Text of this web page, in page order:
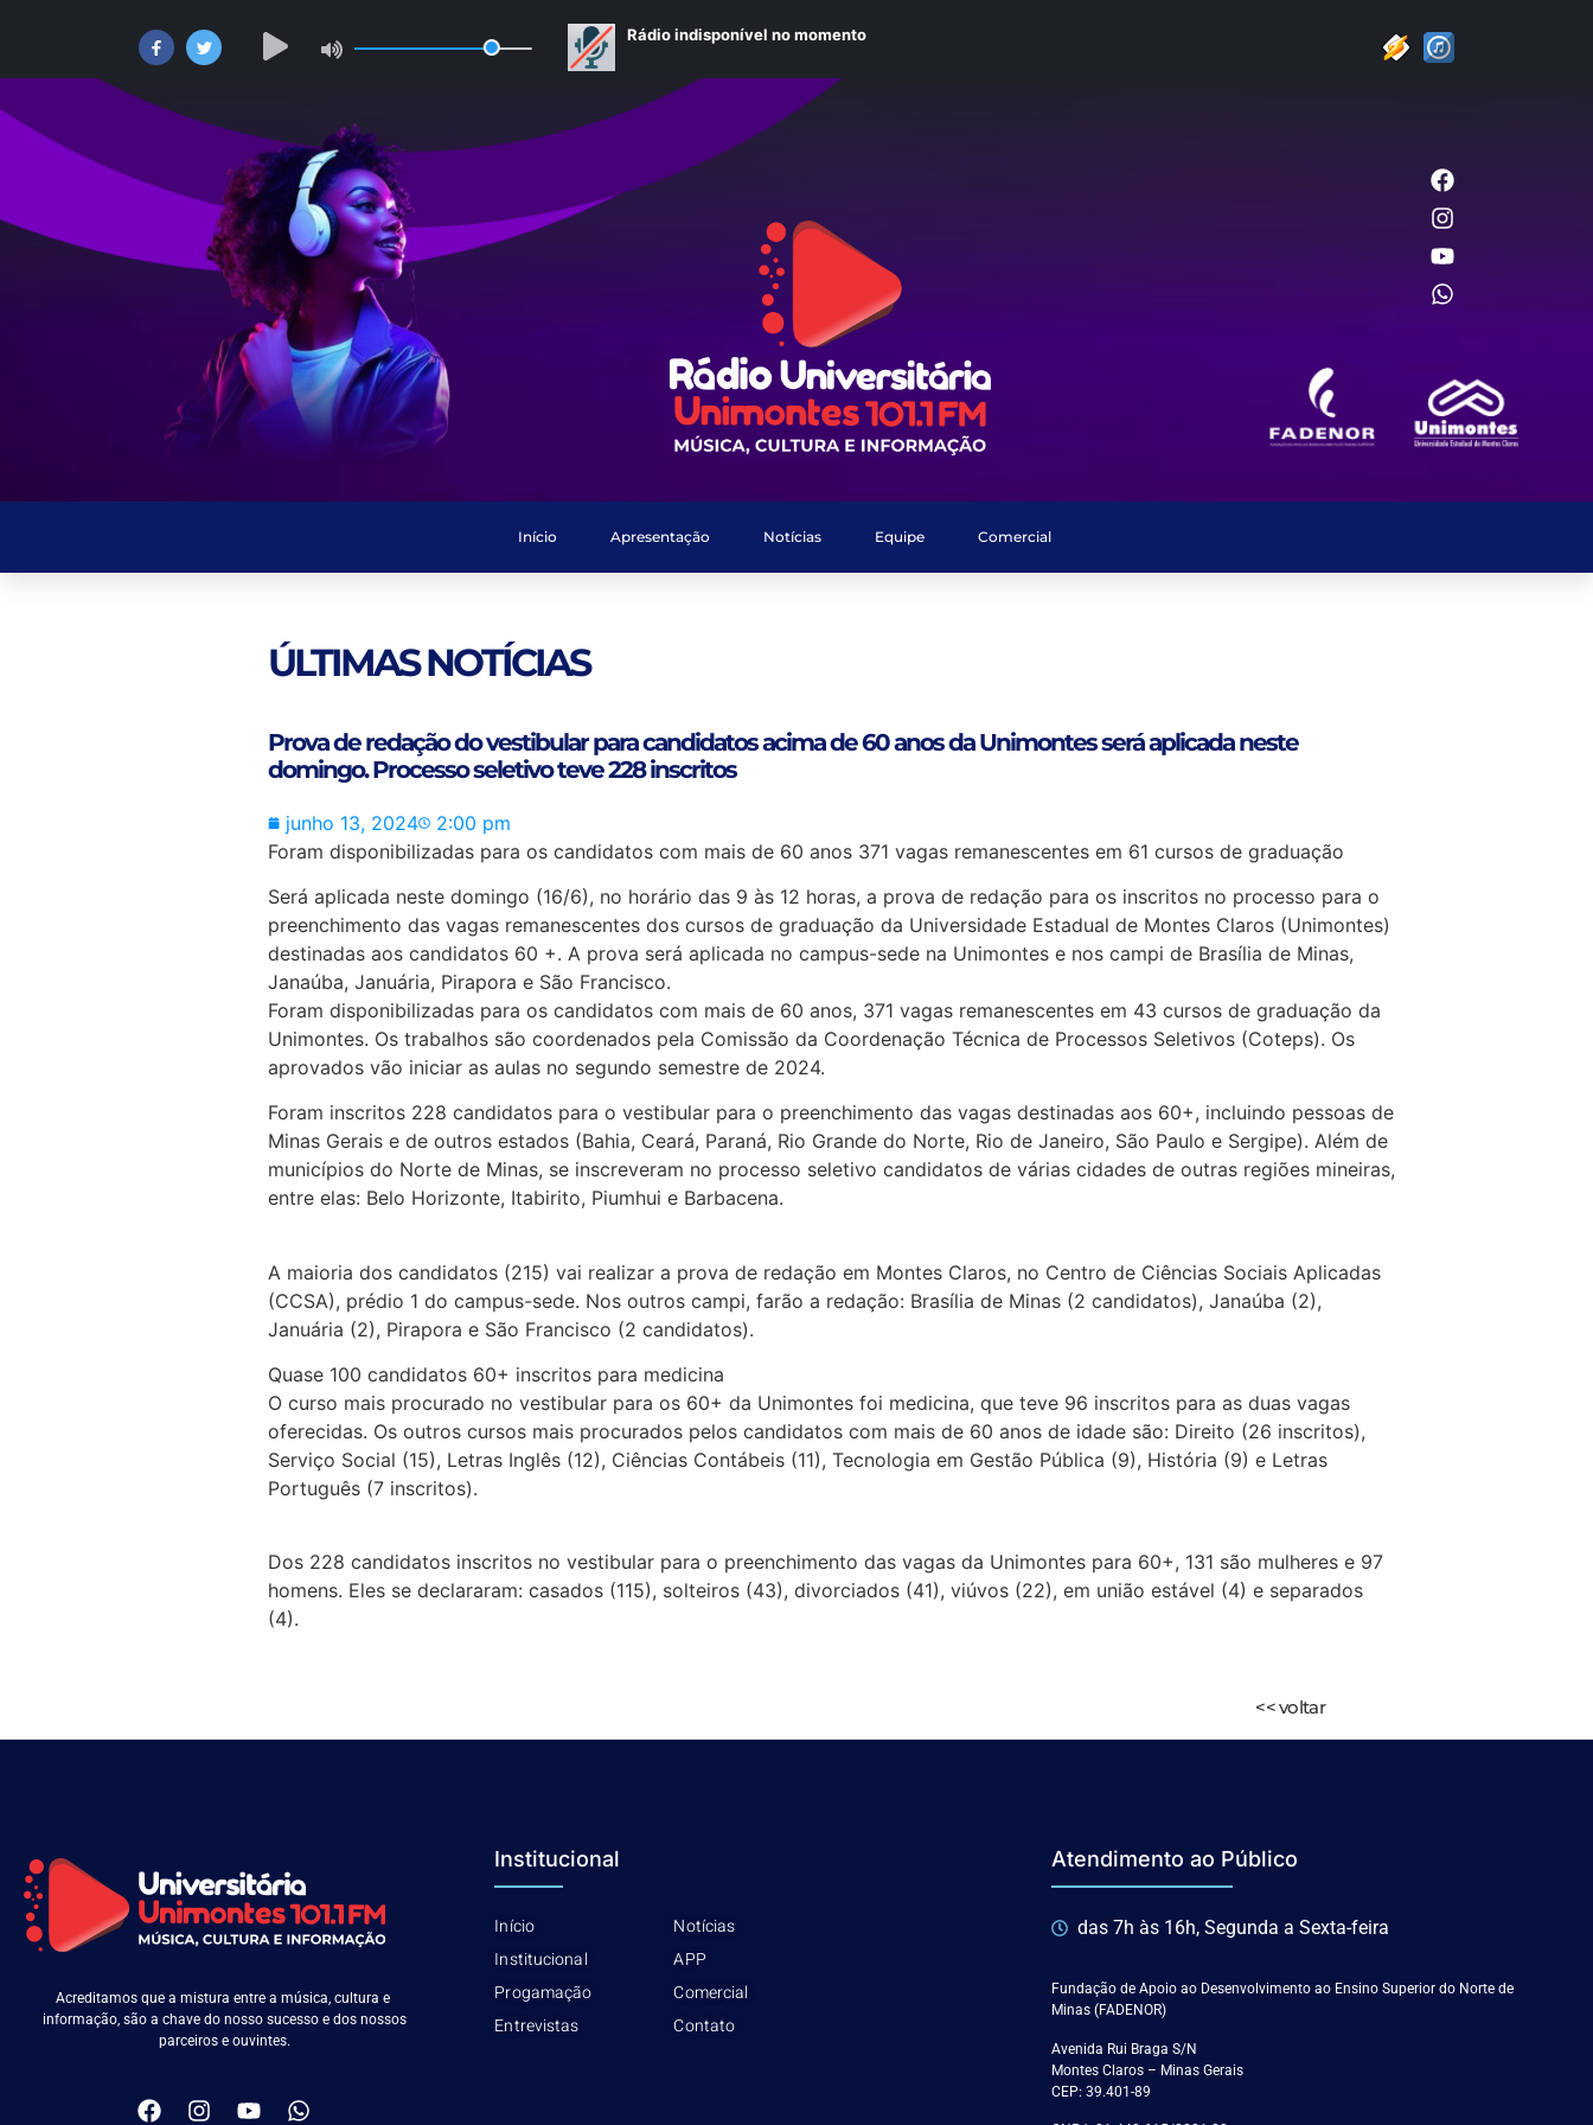
Início Apresentação Notícias Equipe Comercial
ÚLTIMAS NOTÍCIAS
Prova de redação do vestibular para candidatos acima de 60 anos da Unimontes será aplicada neste
domingo. Processo seletivo teve 228 inscritos
junho 13, 2024
2:00 pm
Foram disponibilizadas para os candidatos com mais de 60 anos 371 vagas remanescentes em 61 cursos de graduação
Será aplicada neste domingo (16/6), no horário das 9 às 12 horas, a prova de redação para os inscritos no processo para o
preenchimento das vagas remanescentes dos cursos de graduação da Universidade Estadual de Montes Claros (Unimontes)
destinadas aos candidatos 60 +. A prova será aplicada no campus-sede na Unimontes e nos campi de Brasília de Minas,
Janaúba, Januária, Pirapora e São Francisco.
Foram disponibilizadas para os candidatos com mais de 60 anos, 371 vagas remanescentes em 43 cursos de graduação da
Unimontes. Os trabalhos são coordenados pela Comissão da Coordenação Técnica de Processos Seletivos (Coteps). Os
aprovados vão iniciar as aulas no segundo semestre de 2024.
Foram inscritos 228 candidatos para o vestibular para o preenchimento das vagas destinadas aos 60+, incluindo pessoas de
Minas Gerais e de outros estados (Bahia, Ceará, Paraná, Rio Grande do Norte, Rio de Janeiro, São Paulo e Sergipe). Além de
municípios do Norte de Minas, se inscreveram no processo seletivo candidatos de várias cidades de outras regiões mineiras,
entre elas: Belo Horizonte, Itabirito, Piumhui e Barbacena.
A maioria dos candidatos (215) vai realizar a prova de redação em Montes Claros, no Centro de Ciências Sociais Aplicadas
(CCSA), prédio 1 do campus-sede. Nos outros campi, farão a redação: Brasília de Minas (2 candidatos), Janaúba (2),
Januária (2), Pirapora e São Francisco (2 candidatos).
Quase 100 candidatos 60+ inscritos para medicina
O curso mais procurado no vestibular para os 60+ da Unimontes foi medicina, que teve 96 inscritos para as duas vagas
oferecidas. Os outros cursos mais procurados pelos candidatos com mais de 60 anos de idade são: Direito (26 inscritos),
Serviço Social (15), Letras Inglês (12), Ciências Contábeis (11), Tecnologia em Gestão Pública (9), História (9) e Letras
Português (7 inscritos).
Dos 228 candidatos inscritos no vestibular para o preenchimento das vagas da Unimontes para 60+, 131 são mulheres e 97
homens. Eles se declararam: casados (115), solteiros (43), divorciados (41), viúvos (22), em união estável (4) e separados
(4).
<< voltar
Acreditamos que a mistura entre a música, cultura e
informação, são a chave do nosso sucesso e dos nossos
parceiros e ouvintes.
Institucional
Início
Institucional
Progamação
Entrevistas
Notícias
APP
Comercial
Contato
Atendimento ao Público
das 7h às 16h, Segunda a Sexta-feira
Fundação de Apoio ao Desenvolvimento ao Ensino Superior do Norte de
Minas (FADENOR)
Avenida Rui Braga S/N
Montes Claros – Minas Gerais
CEP: 39.401-89